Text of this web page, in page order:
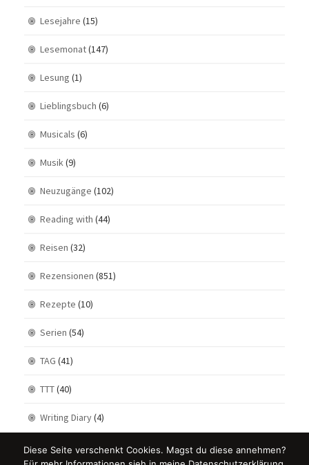
Lesejahre (15)
Lesemonat(147)
Lesung (1)
Lieblingsbuch (6)
Musicals (6)
Musik(9)
Neuzugänge (102)
Reading with (44)
Reisen (32)
Rezensionen (851)
Rezepte (10)
Serien (54)
TAG (41)
TTT(40)
Writing Diary(4)
Diese Seite verschenkt Cookies. Magst du diese annehmen?